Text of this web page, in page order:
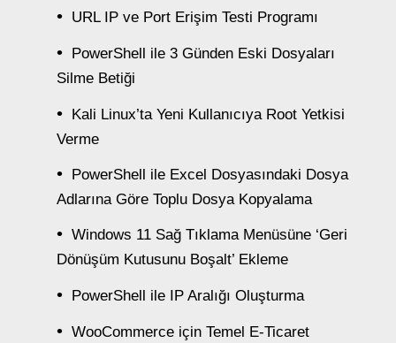
URL IP ve Port Erişim Testi Programı
PowerShell ile 3 Günden Eski Dosyaları
Silme Betiği
Kali Linux’ta Yeni Kullanıcıya Root Yetkisi
Verme
PowerShell ile Excel Dosyasındaki Dosya
Adlarına Göre Toplu Dosya Kopyalama
Windows 11 Sağ Tıklama Menüsüne ‘Geri
Dönüşüm Kutusunu Boşalt’ Ekleme
PowerShell ile IP Aralığı Oluşturma
WooCommerce için Temel E-Ticaret